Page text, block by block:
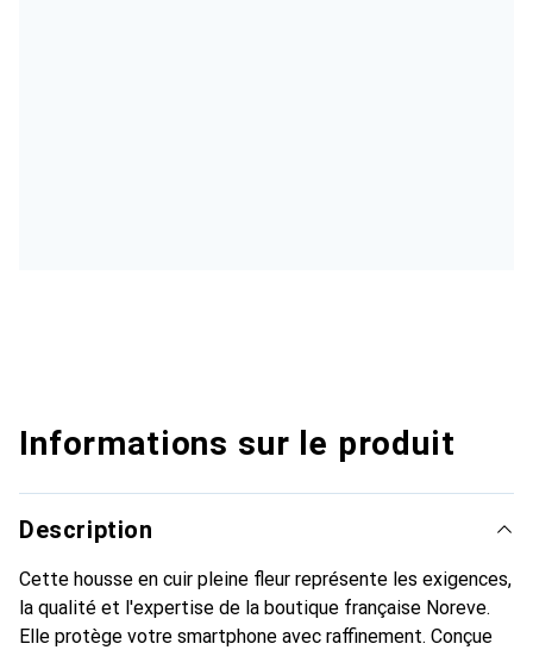
Informations sur le produit
Description
Cette housse en cuir pleine fleur représente les exigences,
la qualité et l'expertise de la boutique française Noreve.
Elle protège votre smartphone avec raffinement. Conçue